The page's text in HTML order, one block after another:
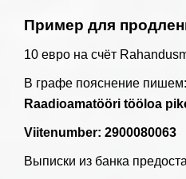
Пример для
10 евро на счёт
В графе пояснение пишем:
Raadioamatööri tööloa
Viitenumber: 2900080063
Выписки из банка